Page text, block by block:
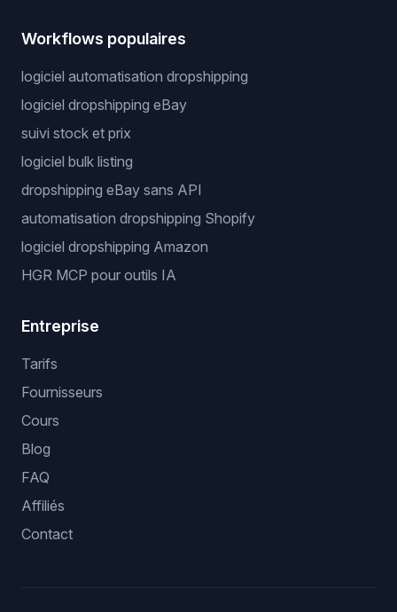
Workflows populaires
logiciel automatisation dropshipping
logiciel dropshipping eBay
suivi stock et prix
logiciel bulk listing
dropshipping eBay sans API
automatisation dropshipping Shopify
logiciel dropshipping Amazon
HGR MCP pour outils IA
Entreprise
Tarifs
Fournisseurs
Cours
Blog
FAQ
Affiliés
Contact